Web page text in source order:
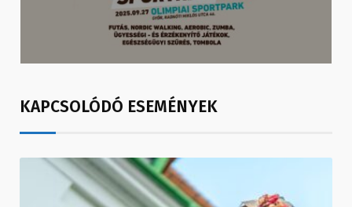
KAPCSOLÓDÓ ESEMÉNYEK